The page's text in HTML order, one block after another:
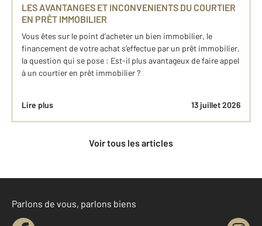
LES AVANTANGES ET INCONVENIENTS DU COURTIER
EN PRÊT IMMOBILIER
Vous êtes sur le point d’acheter un bien immobilier, le
financement de votre achat s’effectue par un prêt immobilier,
la question qui se pose : Est-il plus avantageux de faire appel
à un courtier en prêt immobilier ?
Lire plus 13 juillet 2026
Voir tous les articles
Parlons de vous, parlons biens